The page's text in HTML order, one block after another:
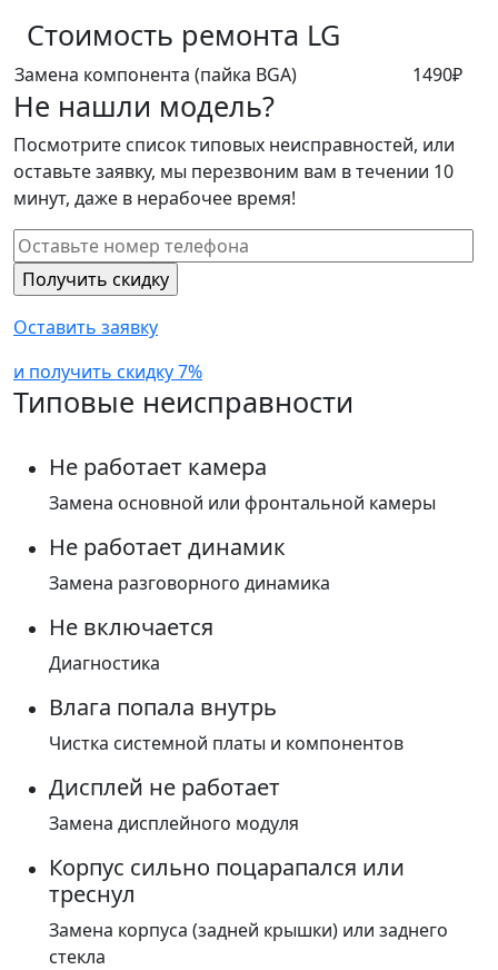
Стоимость ремонта LG
Замена компонента (пайка BGA) 1490₽
Не нашли модель?
Посмотрите список типовых неисправностей, или
оставьте заявку, мы перезвоним вам в течении 10
минут, даже в нерабочее время!
Оставить заявку
и получить скидку 7%
Типовые неисправности
Не работает камера
Замена основной или фронтальной камеры
Не работает динамик
Замена разговорного динамика
Не включается
Диагностика
Влага попала внутрь
Чистка системной платы и компонентов
Дисплей не работает
Замена дисплейного модуля
Корпус сильно поцарапался или
треснул
Замена корпуса (задней крышки) или заднего
стекла